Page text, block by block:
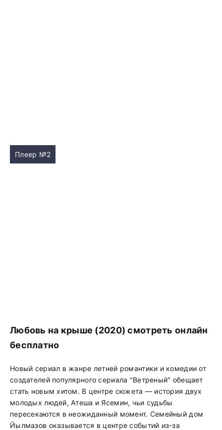
Плеер №2
Любовь на крыше (2020) смотреть онлайн
бесплатно
Новый сериал в жанре летней романтики и комедии от
создателей популярного сериала "Ветреный" обещает
стать новым хитом. В центре сюжета — история двух
молодых людей, Атеша и Ясемин, чьи судьбы
пересекаются в неожиданный момент. Семейный дом
Йылмазов оказывается в центре событий из-за